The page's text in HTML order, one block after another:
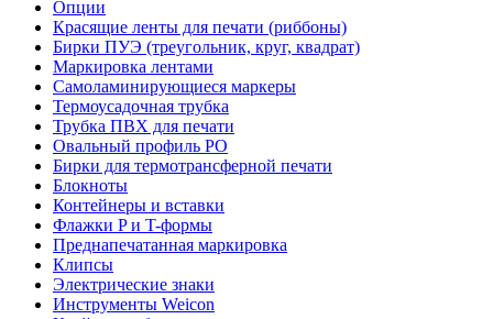
Опции
Красящие ленты для печати (риббоны)
Бирки ПУЭ (треугольник, круг, квадрат)
Маркировка лентами
Самоламинирующиеся маркеры
Термоусадочная трубка
Трубка ПВХ для печати
Овальный профиль PO
Бирки для термотрансферной печати
Блокноты
Контейнеры и вставки
Флажки P и T-формы
Преднапечатанная маркировка
Клипсы
Электрические знаки
Инструменты Weicon